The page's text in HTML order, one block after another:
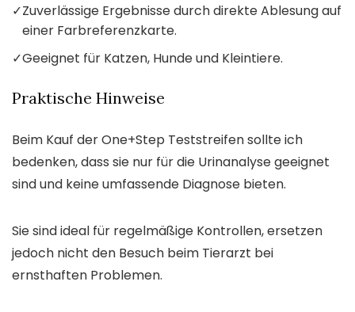
✓Zuverlässige Ergebnisse durch direkte Ablesung auf
einer Farbreferenzkarte.
✓Geeignet für Katzen, Hunde und Kleintiere.
Praktische Hinweise
Beim Kauf der One+Step Teststreifen sollte ich
bedenken, dass sie nur für die Urinanalyse geeignet
sind und keine umfassende Diagnose bieten.
Sie sind ideal für regelmäßige Kontrollen, ersetzen
jedoch nicht den Besuch beim Tierarzt bei
ernsthaften Problemen.